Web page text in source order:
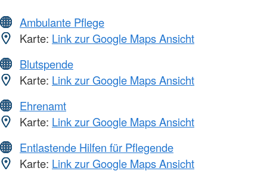
Ambulante Pflege
Karte: Link zur Google Maps Ansicht
Blutspende
Karte: Link zur Google Maps Ansicht
Ehrenamt
Karte: Link zur Google Maps Ansicht
Entlastende Hilfen für Pflegende
Karte: Link zur Google Maps Ansicht